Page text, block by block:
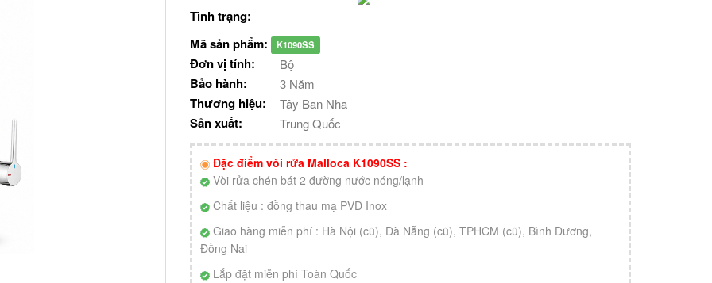
Tình trạng:
Mã sản phẩm:
K1090SS
Đơn vị tính: Bộ
Bảo hành: 3 Năm
Thương hiệu: Tây Ban Nha
Sản xuất: Trung Quốc
Đặc điểm vòi rửa Malloca K1090SS :
Vòi rửa chén bát 2 đường nước nóng/lạnh
Chất liệu : đồng thau mạ PVD Inox
Giao hàng miễn phí : Hà Nội (cũ), Đà Nẵng (cũ), TPHCM (cũ), Bình Dương,
Đồng Nai
Lắp đặt miễn phí Toàn Quốc